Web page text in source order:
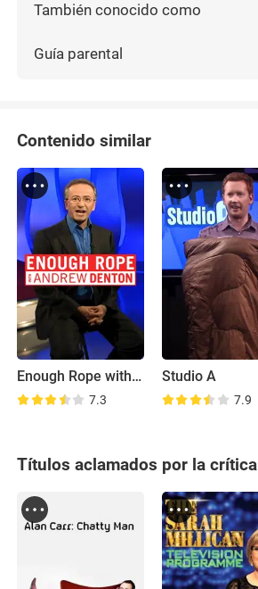
También conocido como
Guía parental
Contenido similar
Enough Rope with Andrew Denton
7.3
Studio A
7.9
Títulos aclamados por la crítica